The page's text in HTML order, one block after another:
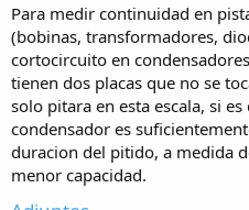
Para medir continuidad en
(bobinas, transformadores,
cortocircuito en
tienen dos placas que no se
solo pitara en esta escala, si
condensador es
duracion del pitido, a medida
menor capacidad.